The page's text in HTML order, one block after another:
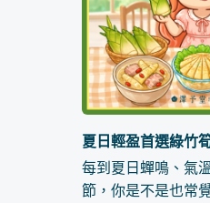
夏日輕盈首選綠竹
每到夏日蟬鳴、氣
節，你是不是也常